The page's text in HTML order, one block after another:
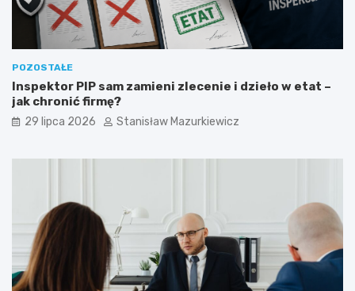
POZOSTAŁE
Inspektor PIP sam zamieni zlecenie i dzieło w etat –
jak chronić firmę?
29 lipca 2026 Stanisław Mazurkiewicz